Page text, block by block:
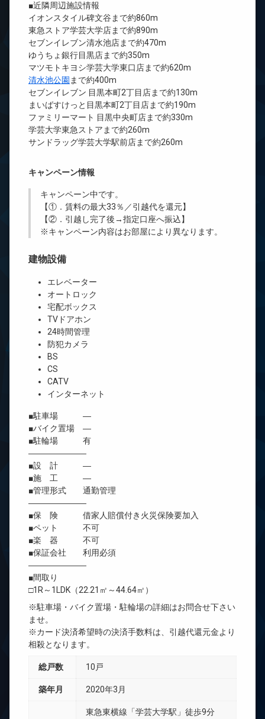
■近隣周辺施設情報
イオンスタイル碑文谷まで約860m
東急ストア学芸大学店まで約890m
セブンイレブン清水池店まで約470m
ゆうちょ銀行目黒店まで約350m
マツモトキヨシ学芸大学東口店まで約620m
清水池公園 まで約400m
セブンイレブン 目黒本町2丁目店まで約130m
まいばすけっと目黒本町2丁目店まで約190m
ファミリーマート 目黒中央町店まで約330m
学芸大学東急ストアまで約260m
サンドラッグ学芸大学駅前店まで約260m
キャンペーン情報
キャンペーン中です。
【①．賃料の最大33％／引越代を還元】
【②．引越し完了後→指定口座へ振込】
※キャンペーン内容はお部屋により異なります。
建物設備
エレベーター
オートロック
宅配ボックス
TVドアホン
24時間管理
防犯カメラ
BS
CS
CATV
インターネット
■駐車場 ―
■バイク置場 ―
■駐輪場 有
―――――――
■設 計 ―
■施 工 ―
■管理形式 通勤管理
―――――――
■保 険 借家人賠償付き火災保険要加入
■ペット 不可
■楽 器 不可
■保証会社 利用必須
―――――――
■間取り
□1R～1LDK（22.21㎡～44.64㎡）
※駐車場・バイク置場・駐輪場の詳細はお問合せ下さい
ませ。
※カード決済希望時の決済手数料は、引越代還元金より
相殺となります。
総戸数 10戸
築年月 2020年3月
東急東横線「学芸大学駅」徒歩9分